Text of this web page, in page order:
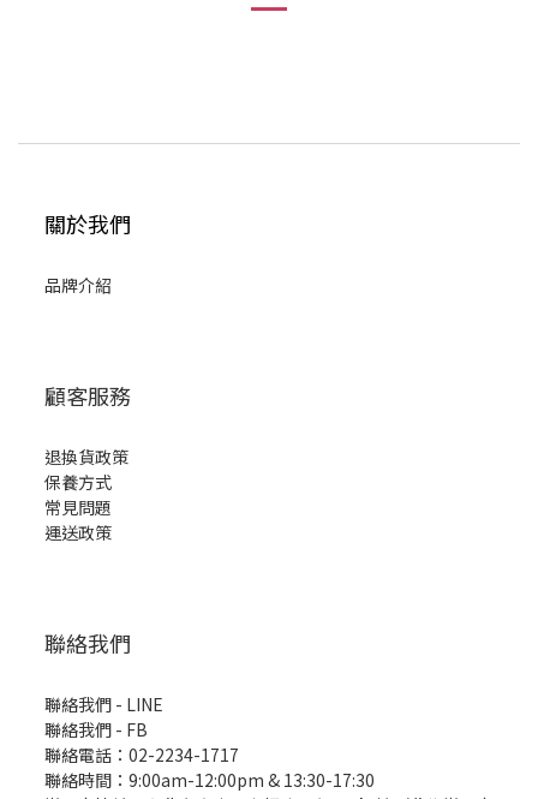
關於我們
品牌介紹
顧客服務
退換貨政策
保養方式
常見問題
運送政策
聯絡我們
聯絡我們 - LINE
聯絡我們 - FB
聯絡電話：02-2234-1717
聯絡時間：9:00am-12:00pm & 13:30-17:30